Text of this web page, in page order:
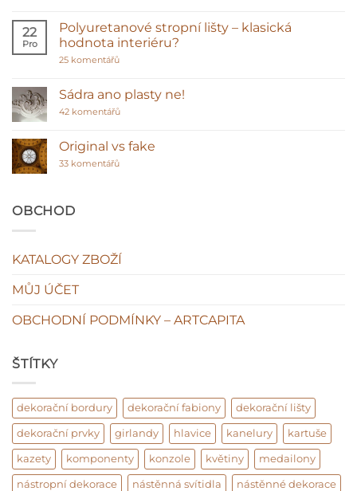
názvem
Proč
vybírat
22
Pro
Polyuretanové stropní lišty – klasická
hodnota interiéru?
25 komentářůu
názvem
Polyuretanové
stropní
klasická
hodnota
interiéru?
Sádra ano plasty ne!
42 komentářůu
názvem
Sádra
Original vs fake
33 komentářůu
OBCHOD
KATALOGY ZBOŽÍ
MŮJ ÚČET
OBCHODNÍ PODMÍNKY – ARTCAPITA
ŠTÍTKY
dekorační bordury dekorační fabiony dekorační lišty
dekorační prvky girlandy hlavice kanelury kartuše
kazety komponenty konzole květiny medailony
nástropní dekorace nástěnná svítidla nástěnné dekorace